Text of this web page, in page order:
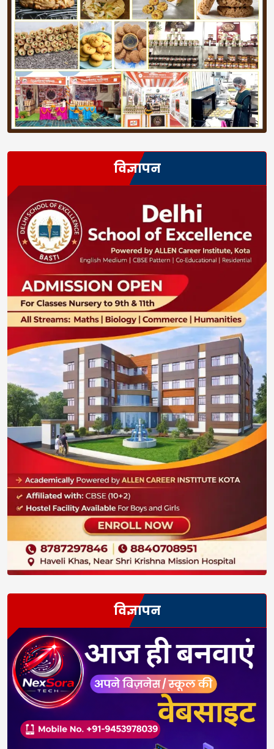
विज्ञापन
विज्ञापन